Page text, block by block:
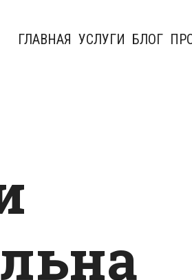
ГЛАВНАЯ УСЛУГИ БЛОГ